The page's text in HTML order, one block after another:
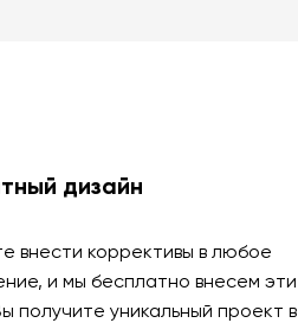
дизайн
внести коррективы в любое
и мы бесплатно внесем эти
получите уникальный проект в